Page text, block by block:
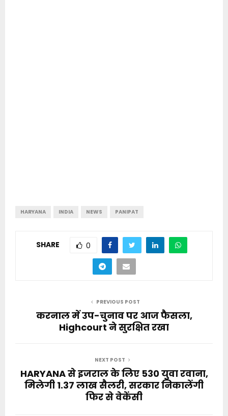
HARYANA INDIA NEWS PANIPAT
SHARE 0
PREVIOUS POST
करनाल में उप-चुनाव पर आज फैसला,
Highcourt ने सुरक्षित रखा
NEXT POST
HARYANA से इजराल के लिए 530 युवा रवाना,
मिलेगी 1.37 लाख सैलरी, सरकार निकालेंगी
फिर से वेकेंसी